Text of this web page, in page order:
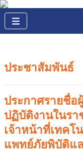
ประชาสัมพันธ์
ประกาศรายชื่อ
ปฏิบัติงานในร
เจ้าหน้าที่เทคโ
แพทย์ภัยพิบัติแ